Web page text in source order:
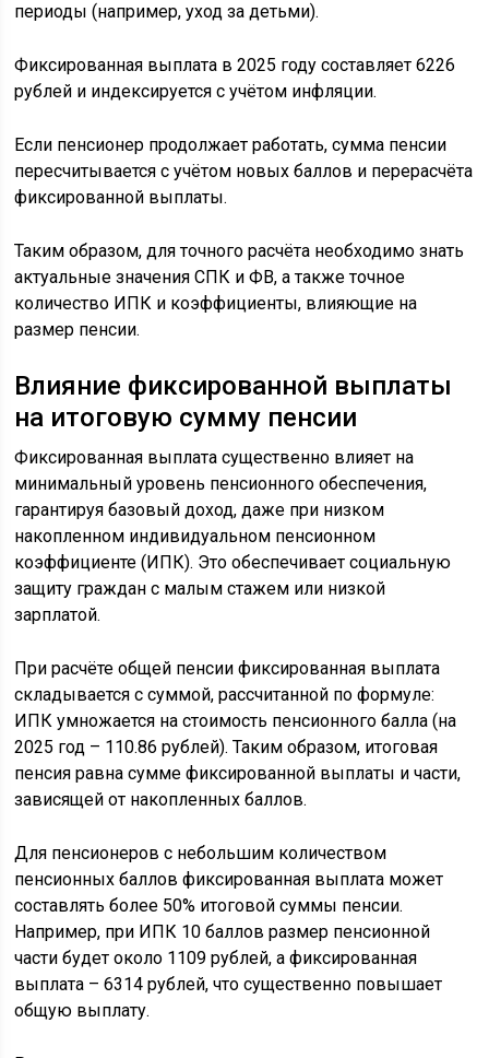
периоды (например, уход за детьми).
Фиксированная выплата в 2025 году составляет 6226
рублей и индексируется с учётом инфляции.
Если пенсионер продолжает работать, сумма пенсии
пересчитывается с учётом новых баллов и перерасчёта
фиксированной выплаты.
Таким образом, для точного расчёта необходимо знать
актуальные значения СПК и ФВ, а также точное
количество ИПК и коэффициенты, влияющие на
размер пенсии.
Влияние фиксированной выплаты
на итоговую сумму пенсии
Фиксированная выплата существенно влияет на
минимальный уровень пенсионного обеспечения,
гарантируя базовый доход, даже при низком
накопленном индивидуальном пенсионном
коэффициенте (ИПК). Это обеспечивает социальную
защиту граждан с малым стажем или низкой
зарплатой.
При расчёте общей пенсии фиксированная выплата
складывается с суммой, рассчитанной по формуле:
ИПК умножается на стоимость пенсионного балла (на
2025 год – 110.86 рублей). Таким образом, итоговая
пенсия равна сумме фиксированной выплаты и части,
зависящей от накопленных баллов.
Для пенсионеров с небольшим количеством
пенсионных баллов фиксированная выплата может
составлять более 50% итоговой суммы пенсии.
Например, при ИПК 10 баллов размер пенсионной
части будет около 1109 рублей, а фиксированная
выплата – 6314 рублей, что существенно повышает
общую выплату.